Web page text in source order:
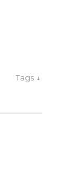
Tags ↓